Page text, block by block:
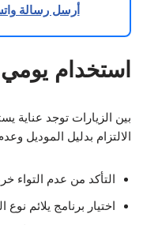
أرسل رسالة
استخدام
بين الزيارات توجد عناية
الالتزام بدليل الموديل
التأكد من عدم
اختيار برنامج يلائم نوع